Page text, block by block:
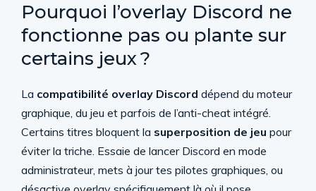
Pourquoi l’overlay Discord ne
fonctionne pas ou plante sur
certains jeux ?
La compatibilité overlay Discord dépend du moteur
graphique, du jeu et parfois de l’anti-cheat intégré.
Certains titres bloquent la superposition de jeu pour
éviter la triche. Essaie de lancer Discord en mode
administrateur, mets à jour tes pilotes graphiques, ou